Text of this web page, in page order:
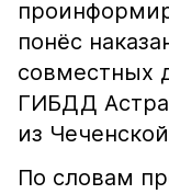
понёс
совместных
ГИБДД
из
По словам